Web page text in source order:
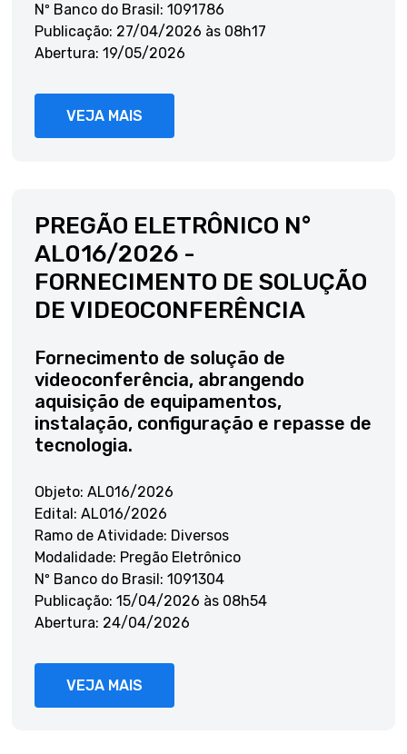
Nº Banco do Brasil: 1091786
Publicação: 27/04/2026 às 08h17
Abertura: 19/05/2026
VEJA MAIS
PREGÃO ELETRÔNICO N°
AL016/2026 -
FORNECIMENTO DE SOLUÇÃO
DE VIDEOCONFERÊNCIA
Fornecimento de solução de
videoconferência, abrangendo
aquisição de equipamentos,
instalação, configuração e repasse de
tecnologia.
Objeto: AL016/2026
Edital: AL016/2026
Ramo de Atividade: Diversos
Modalidade: Pregão Eletrônico
Nº Banco do Brasil: 1091304
Publicação: 15/04/2026 às 08h54
Abertura: 24/04/2026
VEJA MAIS